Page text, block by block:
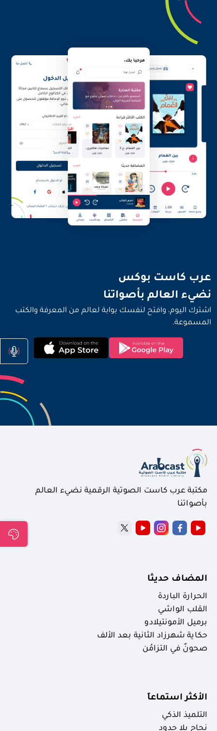
عرب كاست بوكس
نضيء العالم بأصواتنا
اشترك اليوم، وافتح لنفسك بوابة لعالم من المعرفة والكتب
المسموعة.
مكتبة عرب كاست الصوتية الرقمية نضيء العالم
بأصواتنا
المضاف حديثا
الحرارة الباردة
القلب الواشي
برميل الأمونتيلادو
حكاية شهرزاد الثانية بعد الألف
صحونٌ في التزامُن
الأكثر استماعاَ
التلميذ الذكي
نجاح بلا حدود